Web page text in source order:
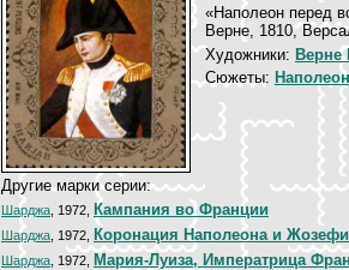
«Наполеон перед
Верне, 1810,
Художники: Верне
Сюжеты:
Другие марки серии:
Шарджа , 1972, Кампания во Франции
Шарджа , 1972, Коронация Наполеона и
Шарджа , 1972, Мария-Луиза, Императрица